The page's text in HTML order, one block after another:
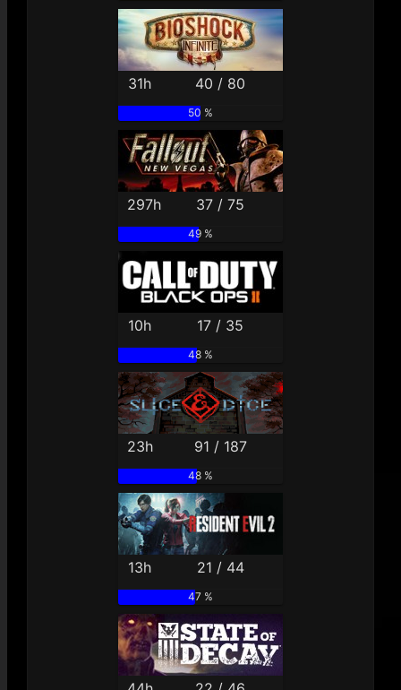
31h 40 / 80
50 %
297h 37 / 75
49 %
10h 17 / 35
48 %
23h 91 / 187
48 %
13h 21 / 44
47 %